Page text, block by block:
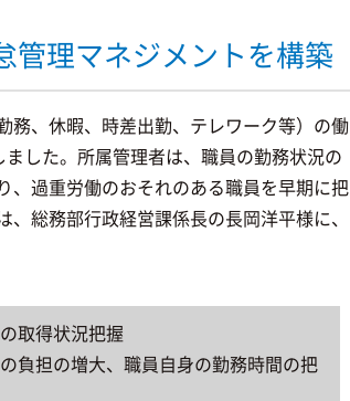
管理マネジメントを構築
務、休暇、時差出勤、テレワーク等）の働
した。所属管理者は、職員の勤務状況の
、過重労働のおそれのある職員を早期に把
総務部行政経営課係長の長岡洋平様に、
取得状況把握
負担の増大、職員自身の勤務時間の把